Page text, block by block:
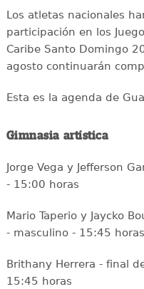
Los atletas nacionales
participación en los
Caribe Santo Domingo
agosto continuarán
Esta es la agenda de
Gimnasia artística
Jorge Vega y Jefferson
- 15:00 horas
Mario Taperio y Jaycko
- masculino - 15:45 horas
Brithany Herrera - final
15:45 horas